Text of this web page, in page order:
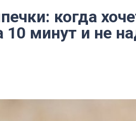
когда
10 минут и не